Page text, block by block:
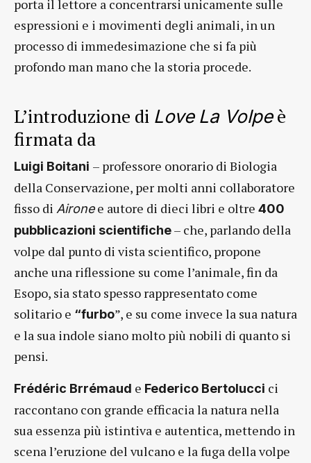
porta il lettore a concentrarsi unicamente sulle
espressioni e i movimenti degli animali, in un
processo di immedesimazione che si fa più
profondo man mano che la storia procede.
L’introduzione di Love La Volpeè
firmata da
Luigi Boitani – professore onorario di Biologia
della Conservazione, per molti anni collaboratore
fisso di Aironee autore di dieci libri e oltre 400
pubblicazioni scientifiche– che, parlando della
volpe dal punto di vista scientifico, propone
anche una riflessione su come l’animale, fin da
Esopo, sia stato spesso rappresentato come
solitario e “furbo”, e su come invece la sua natura
e la sua indole siano molto più nobili di quanto si
pensi.
Frédéric Brrémaud e Federico Bertolucci ci
raccontano con grande efficacia la natura nella
sua essenza più istintiva e autentica, mettendo in
scena l’eruzione del vulcano e la fuga della volpe